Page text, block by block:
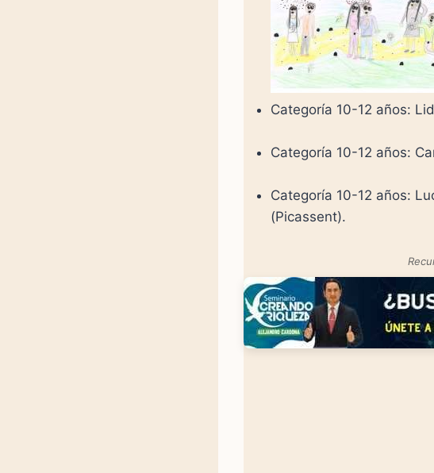
Categoría 10-12 años:
Categoría 10-12 años:
Categoría 10-12 años:
(Picassent).